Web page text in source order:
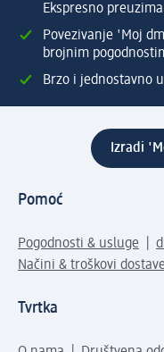
Ekspresno
Povezivanje 'Moj
brojnim
Brzo i jednostavno
Izradi
Pomoć
Pogodnosti & usluge
Načini & troškovi dostave
Tvrtka